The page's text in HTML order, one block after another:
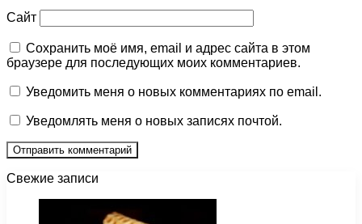
Сайт
Сохранить моё имя, email и адрес сайта в этом
браузере для последующих моих комментариев.
Уведомить меня о новых комментариях по email.
Уведомлять меня о новых записях почтой.
Свежие записи